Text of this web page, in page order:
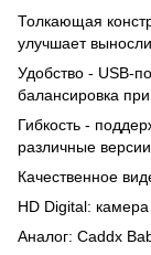
Толкающая
улучшает
Удобство - USB-
балансировка
Гибкость -
различные
Качественное
HD Digital:
Аналог: Caddx